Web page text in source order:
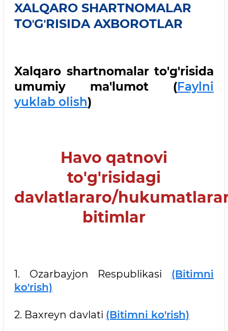
XALQARO SHARTNOMALAR
TOʼGʼRISIDA AXBOROTLAR
Xalqaro shartnomalar to'g'risida
umumiy ma'lumot (Faylni
yuklab olish)
Havo qatnovi
to'g'risidagi
davlatlararo/
bitimlar
1. Ozarbayjon Respublikasi (Bitimni
ko'rish)
2. Baxreyn davlati (Bitimni ko'rish)